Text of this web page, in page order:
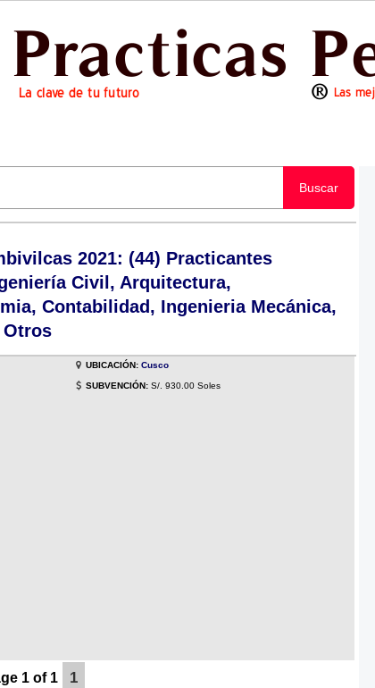
Buscar
2021: (44) Practicantes
Civil, Arquitectura,
Contabilidad, Ingenieria Mecánica,
UBICACIÓN: Cusco
SUBVENCIÓN: S/. 930.00 Soles
1 of 1 1